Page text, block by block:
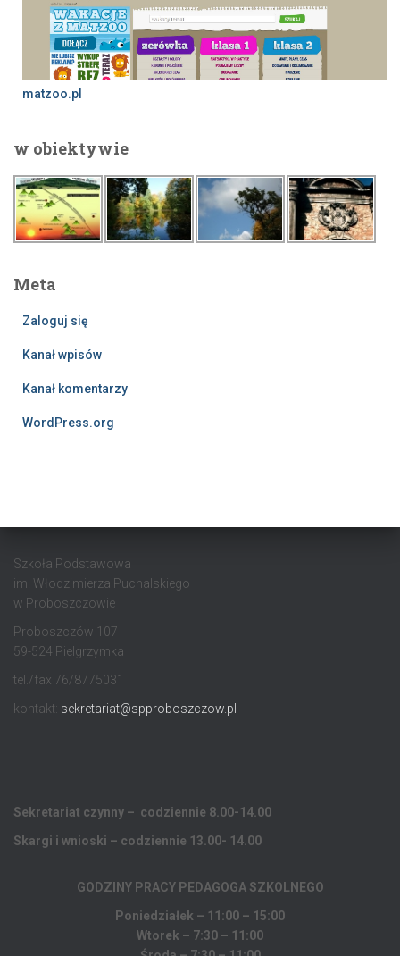
matzoo.pl
w obiektywie
Meta
Zaloguj się
Kanał wpisów
Kanał komentarzy
WordPress.org
Szkoła Podstawowa
im. Włodzimierza Puchalskiego
w Proboszczowie
Proboszczów 107
59-524 Pielgrzymka
tel./fax 76/8775031
kontakt: sekretariat@spproboszczow.pl
Sekretariat czynny – codziennie 8.00-14.00
Skargi i wnioski – codziennie 13.00- 14.00
GODZINY PRACY PEDAGOGA SZKOLNEGO
Poniedziałek – 11:00 – 15:00
Wtorek – 7:30 – 11:00